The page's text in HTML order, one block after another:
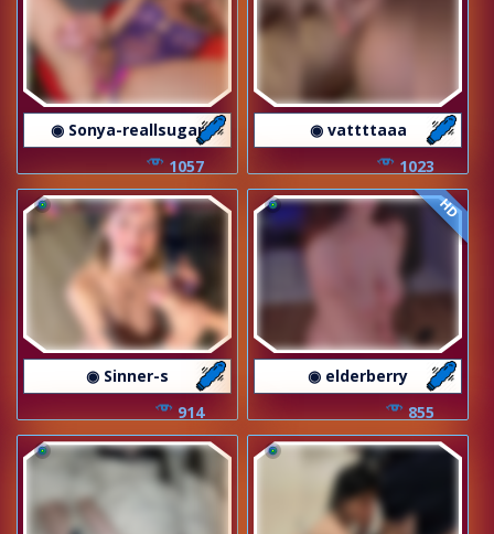
◉ Sonya-reallsugar
1057
◉ vattttaaa
1023
◉ Sinner-s
914
HD
◉ elderberry
855